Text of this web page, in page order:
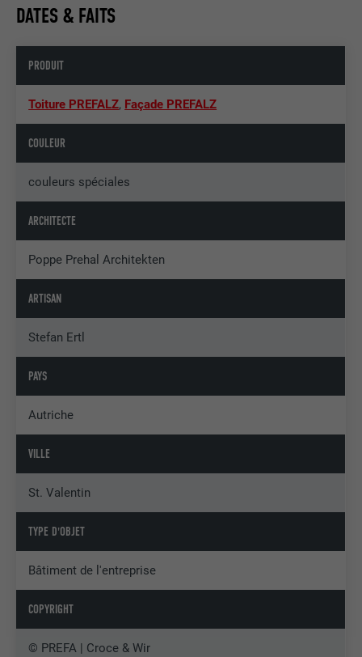
DATES & FAITS
PRODUIT
Toiture PREFALZ, Façade PREFALZ
COULEUR
couleurs spéciales
ARCHITECTE
Poppe Prehal Architekten
ARTISAN
Stefan Ertl
PAYS
Autriche
VILLE
St. Valentin
TYPE D'OBJET
Bâtiment de l'entreprise
COPYRIGHT
© PREFA | Croce & Wir